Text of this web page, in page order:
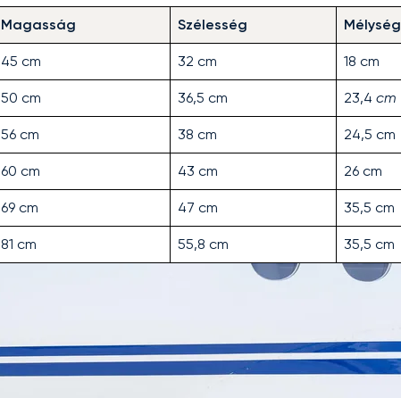
Magasság Szélesség Mélység
45 cm 32 cm 18 cm
50 cm 36,5 cm 23,4 cm
56 cm 38 cm 24,5 cm
60 cm 43 cm 26 cm
69 cm 47 cm 35,5 cm
81 cm 55,8 cm 35,5 cm